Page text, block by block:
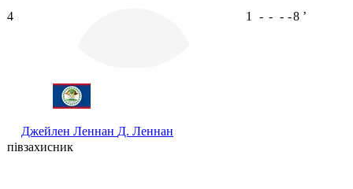
4
Джейлен Леннан Д. Леннан
1 - - - -8 ʼ
півзахисник